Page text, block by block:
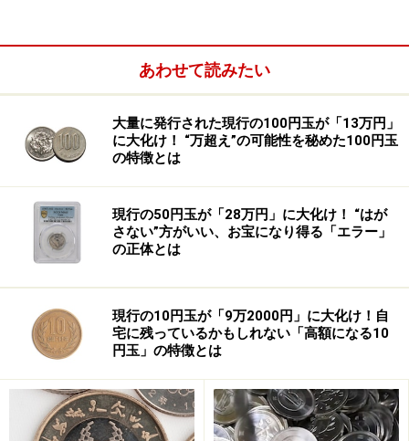
インタビューしたドイツ人の多くからは、企業が場所を
この事実を説明する仮説として次の3つがある。
第1は、ドイツ人は自分が生まれ育った地域を愛してお
り、自分の家族が何世代にもわたって住み続けているの
で故郷への思い入れが強い。都会の大学を卒業しても、
あわせて読みたい
大量に発行された現行の100円玉が「13万円」
に大化け！ “万超え”の可能性を秘めた100円玉
の特徴とは
現行の50円玉が「28万円」に大化け！ “はが
さない”方がいい、お宝になり得る「エラー」
の正体とは
現行の10円玉が「9万2000円」に大化け！自
宅に残っているかもしれない「高額になる10
円玉」の特徴とは